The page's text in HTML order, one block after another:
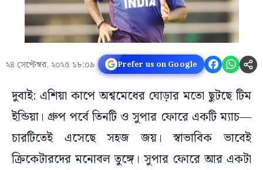
২৪ সেপ্টেম্বর, ২০২৫ ১৮:০৯ Prefer us on Google
দুবাই: এশিয়া কাপে অশ্বমেধের ঘোড়ার মতো ছুটছে টিম
ইন্ডিয়া। গ্রুপ পর্বে তিনটি ও সুপার ফোরে একটি ম্যাচ—
চারটিতেই এসেছে সহজ জয়। স্বাভাবিক ভাবেই
ক্রিকেটারদের মনোবল তুঙ্গে। সুপার ফোরে আর একটা